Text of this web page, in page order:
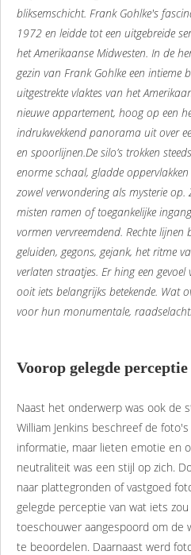
bliksemschicht. Frank Gohlke's
1972 en leidde tot een uitgebreide
het Amerikaanse Midwesten. In de
gezin van Frank Gohlke een intieme
uitgestrekte vlaktes van het
nieuwe appartement, hoog op een
indrukwekkend panorama uit over
en spoorlijnen.De silo’s trokken
enorme schaal, gladde
zowel verwondering als mysterie
misten ramen of toegankelijke
vormen vervreemdend. Rechte
geluiden, gegons, gejank, het ritme
verlaten straatjes. Er hing een
ooit iets belangrijks betekende. Wat
voor hun monumentale,
Voorop gelegde perceptie
Naast het onderwerp was ook de
William Jenkins beschreef de
informatie, maar lieten emotie en
neutraliteit was een stijl op zich.
naar plattegronden of vastgoed
gelegde perceptie van wat iets
toeschouwer aangespoord om de
te beoordelen. Daarnaast werd